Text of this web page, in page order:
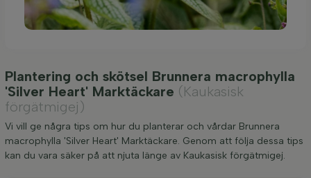
Plantering och skötsel Brunnera macrophylla
'Silver Heart' Marktäckare (Kaukasisk
förgätmigej)
Vi vill ge några tips om hur du planterar och vårdar Brunnera
macrophylla 'Silver Heart' Marktäckare. Genom att följa dessa tips
kan du vara säker på att njuta länge av Kaukasisk förgätmigej.